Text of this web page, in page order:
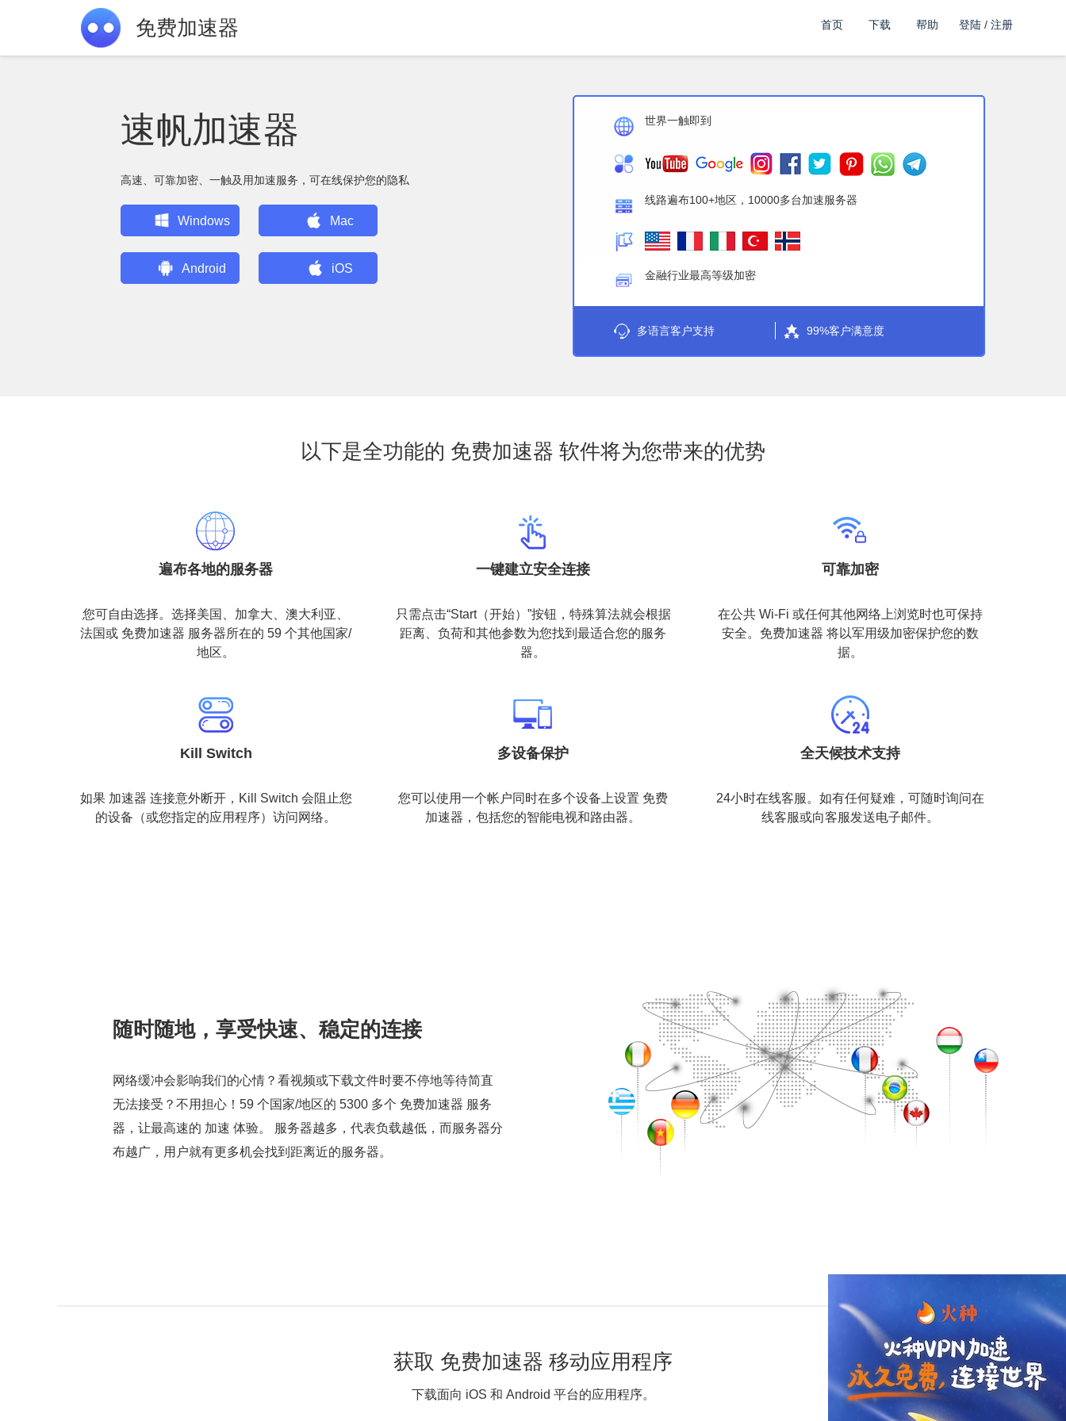
免费加速器 首页 下载 帮助 登陆 / 注册
速帆加速器
高速、可靠加密、一触及用加速服务，可在线保护您的隐私
Windows Mac
Android iOS
世界一触即到
线路遍布100+地区，10000多台加速服务器
金融行业最高等级加密
多语言客户支持 99%客户满意度
以下是全功能的 免费加速器 软件将为您带来的优势
遍布各地的服务器
您可自由选择。选择美国、加拿大、澳大利亚、
法国或 免费加速器 服务器所在的 59 个其他国家/
地区。
一键建立安全连接
只需点击“Start（开始）”按钮，特殊算法就会根据
距离、负荷和其他参数为您找到最适合您的服务
器。
可靠加密
在公共 Wi-Fi 或任何其他网络上浏览时也可保持
安全。免费加速器 将以军用级加密保护您的数
据。
Kill Switch
如果 加速器 连接意外断开，Kill Switch 会阻止您
的设备（或您指定的应用程序）访问网络。
多设备保护
您可以使用一个帐户同时在多个设备上设置 免费
加速器，包括您的智能电视和路由器。
全天候技术支持
24小时在线客服。如有任何疑难，可随时询问在
线客服或向客服发送电子邮件。
随时随地，享受快速、稳定的连接
网络缓冲会影响我们的心情？看视频或下载文件时要不停地等待简直
无法接受？不用担心！59 个国家/地区的 5300 多个 免费加速器 服务
器，让最高速的 加速 体验。 服务器越多，代表负载越低，而服务器分
布越广，用户就有更多机会找到距离近的服务器。
获取 免费加速器 移动应用程序
下载面向 iOS 和 Android 平台的应用程序。